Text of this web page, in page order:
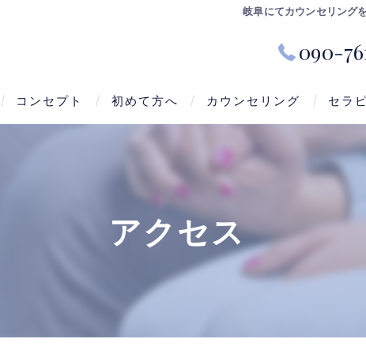
岐阜にてカウンセリング
090-
コンセプト 初めて方へ カウンセリング セラ
アクセス